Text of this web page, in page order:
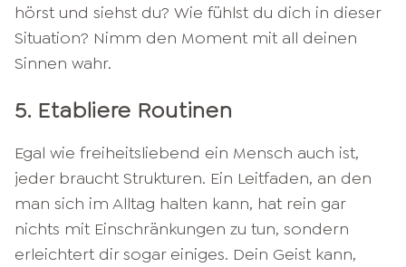
hörst und siehst du? Wie fühlst du dich in dieser
Situation? Nimm den Moment mit all deinen
Sinnen wahr.
5. Etabliere Routinen
Egal wie freiheitsliebend ein Mensch auch ist,
jeder braucht Strukturen. Ein Leitfaden, an den
man sich im Alltag halten kann, hat rein gar
nichts mit Einschränkungen zu tun, sondern
erleichtert dir sogar einiges. Dein Geist kann,